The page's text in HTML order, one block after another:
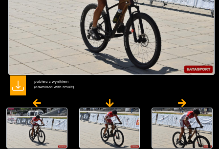
pobierz z wynikiem
(dawnload with result)